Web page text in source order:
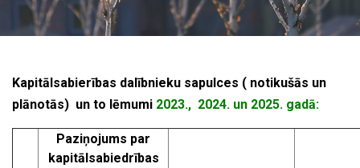
Kapitālsabierības dalībnieku sapulces ( notikušās un
plānotās) un to lēmumi 2023., 2024. un 2025. gadā:
Paziņojums par
kapitālsabiedrības